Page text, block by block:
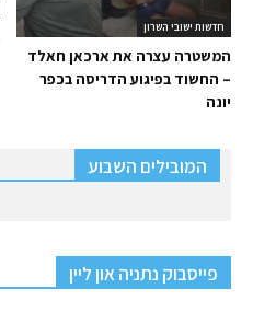
חדשות ישובי השרון
המשטרה עצרה את ארכאן חאלד
– החשוד בפיגוע הדריסה בכפר
יונה
המובילים השבוע
פייסבוק נתניה און ליין